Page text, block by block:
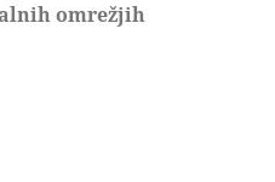
omrežjih